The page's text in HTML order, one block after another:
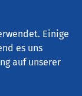
Einige
es uns
auf unserer